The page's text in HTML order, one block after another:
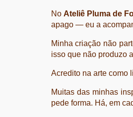
No Ateliê Pluma de
apago — eu a
Minha criação não
isso que não produzo
Acredito na arte como
Muitas das minhas
pede forma. Há, em